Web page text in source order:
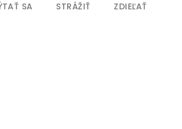
SA STRÁŽIŤ ZDIEĽAŤ